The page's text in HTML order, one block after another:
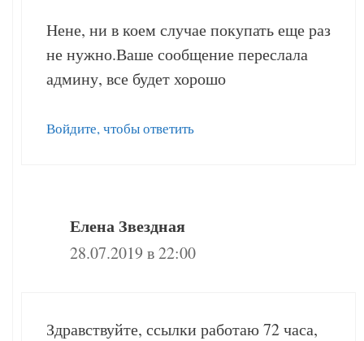
Нене, ни в коем случае покупать еще раз
не нужно.Ваше сообщение переслала
админу, все будет хорошо
Войдите, чтобы ответить
Елена Звездная
28.07.2019 в 22:00
Здравствуйте, ссылки работаю 72 часа,